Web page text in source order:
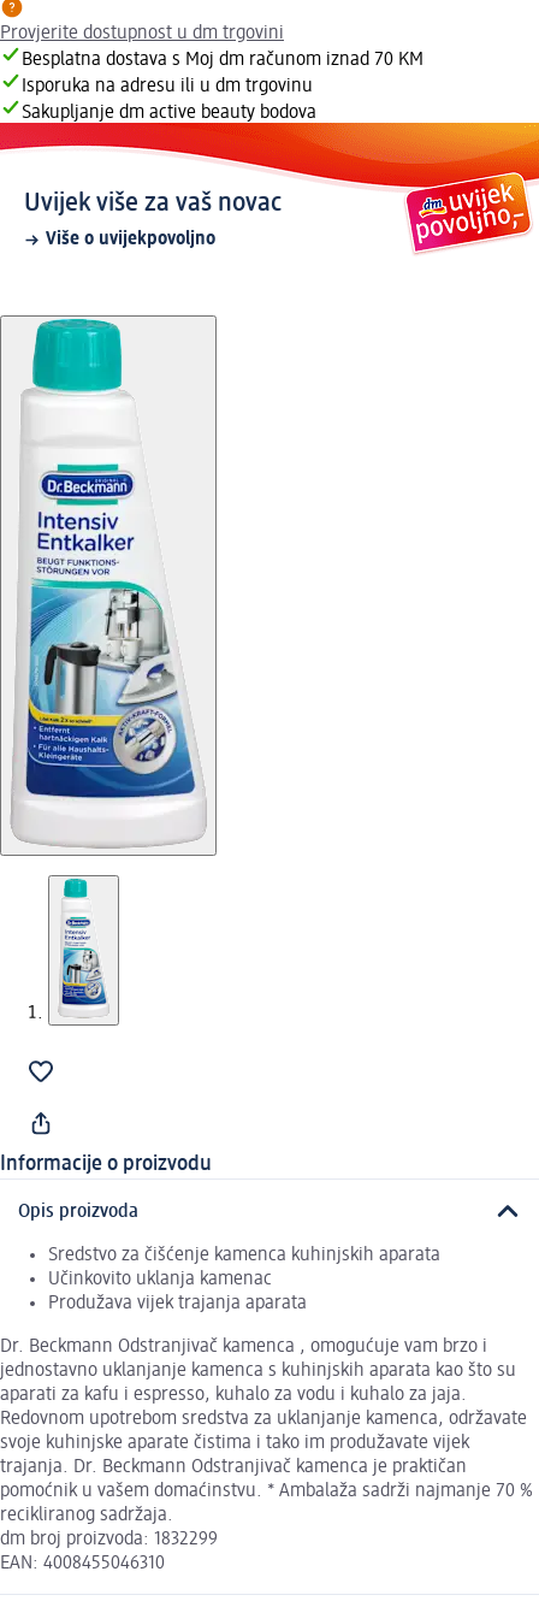
Provjerite dostupnost u dm trgovini
Besplatna dostava s Moj dm računom iznad 70 KM
Isporuka na adresu ili u dm trgovinu
Sakupljanje dm active beauty bodova
Uvijek više za vaš novac
Više o uvijekpovoljno
Informacije o proizvodu
Opis proizvoda
Sredstvo za čišćenje kamenca kuhinjskih aparata
Učinkovito uklanja kamenac
Produžava vijek trajanja aparata
Dr. Beckmann Odstranjivač kamenca , omogućuje vam brzo i
jednostavno uklanjanje kamenca s kuhinjskih aparata kao što su
aparati za kafu i espresso, kuhalo za vodu i kuhalo za jaja.
Redovnom upotrebom sredstva za uklanjanje kamenca, održavate
svoje kuhinjske aparate čistima i tako im produžavate vijek
trajanja. Dr. Beckmann Odstranjivač kamenca je praktičan
pomoćnik u vašem domaćinstvu. * Ambalaža sadrži najmanje 70 %
recikliranog sadržaja.
dm broj proizvoda: 1832299
EAN: 4008455046310